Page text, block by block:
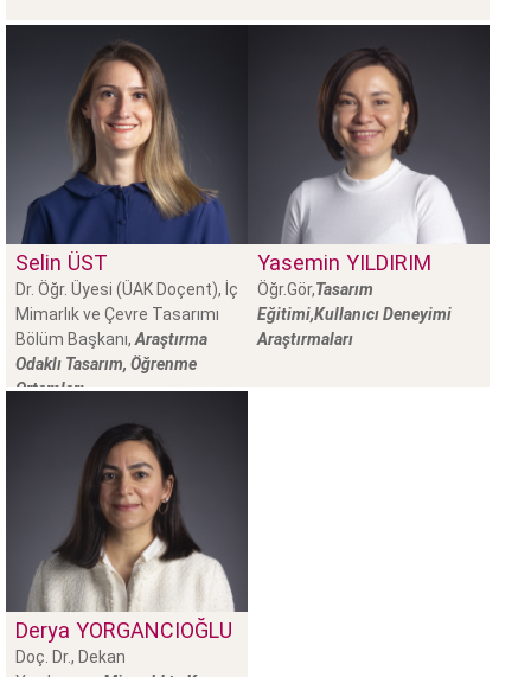
Selin ÜST
Dr. Öğr. Üyesi (ÜAK Doçent), İç
Mimarlık ve Çevre Tasarımı
Bölüm Başkanı,Araştırma
Odaklı Tasarım, Öğrenme
Ortamları
Yasemin YILDIRIM
Öğr.Gör,Tasarım
Eğitimi,Kullanıcı Deneyimi
Araştırmaları
Derya YORGANCIOĞLU
Doç. Dr., Dekan